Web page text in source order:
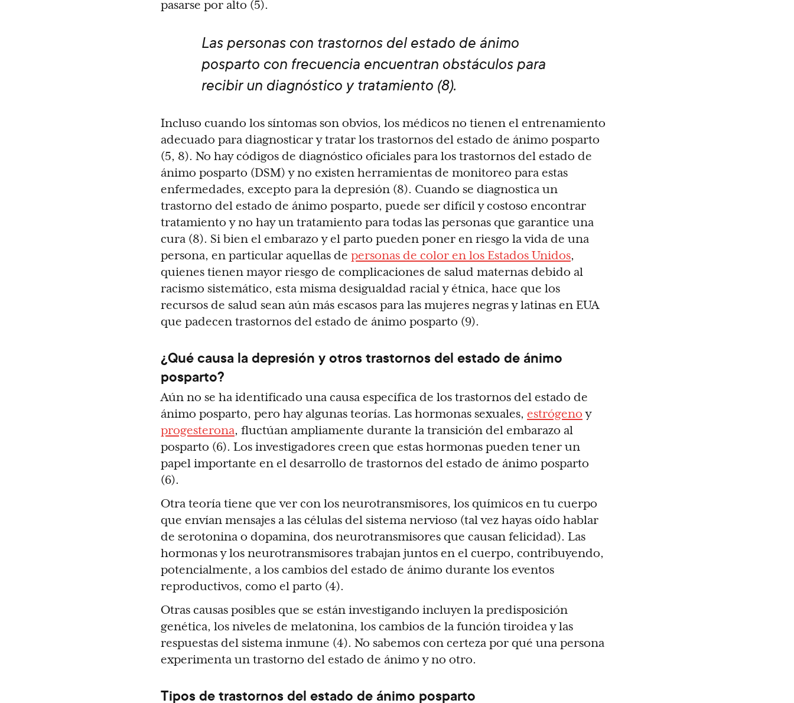
pasarse por alto (5).
Las personas con trastornos del estado de ánimo
posparto con frecuencia encuentran obstáculos para
recibir un diagnóstico y tratamiento (8).
Incluso cuando los síntomas son obvios, los médicos no tienen el entrenamiento
adecuado para diagnosticar y tratar los trastornos del estado de ánimo posparto
(5, 8). No hay códigos de diagnóstico oficiales para los trastornos del estado de
ánimo posparto (DSM) y no existen herramientas de monitoreo para estas
enfermedades, excepto para la depresión (8). Cuando se diagnostica un
trastorno del estado de ánimo posparto, puede ser difícil y costoso encontrar
tratamiento y no hay un tratamiento para todas las personas que garantice una
cura (8). Si bien el embarazo y el parto pueden poner en riesgo la vida de una
persona, en particular aquellas de personas de color en los Estados Unidos,
quienes tienen mayor riesgo de complicaciones de salud maternas debido al
racismo sistemático, esta misma desigualdad racial y étnica, hace que los
recursos de salud sean aún más escasos para las mujeres negras y latinas en EUA
que padecen trastornos del estado de ánimo posparto (9).
¿Qué causa la depresión y otros trastornos del estado de ánimo
posparto?
Aún no se ha identificado una causa específica de los trastornos del estado de
ánimo posparto, pero hay algunas teorías. Las hormonas sexuales, estrógeno y
progesterona, fluctúan ampliamente durante la transición del embarazo al
posparto (6). Los investigadores creen que estas hormonas pueden tener un
papel importante en el desarrollo de trastornos del estado de ánimo posparto
(6).
Otra teoría tiene que ver con los neurotransmisores, los químicos en tu cuerpo
que envían mensajes a las células del sistema nervioso (tal vez hayas oído hablar
de serotonina o dopamina, dos neurotransmisores que causan felicidad). Las
hormonas y los neurotransmisores trabajan juntos en el cuerpo, contribuyendo,
potencialmente, a los cambios del estado de ánimo durante los eventos
reproductivos, como el parto (4).
Otras causas posibles que se están investigando incluyen la predisposición
genética, los niveles de melatonina, los cambios de la función tiroidea y las
respuestas del sistema inmune (4). No sabemos con certeza por qué una persona
experimenta un trastorno del estado de ánimo y no otro.
Tipos de trastornos del estado de ánimo posparto